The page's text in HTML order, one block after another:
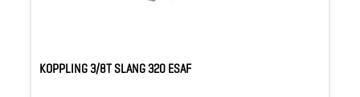
KOPPLING 3/8T SLANG 320 ESAF